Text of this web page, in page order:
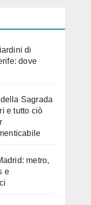
di
dove
Sagrada
e tutto ciò
metro,
e